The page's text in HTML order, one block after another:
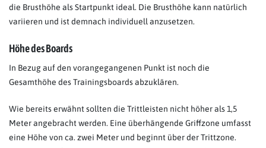
die Brusthöhe als Startpunkt ideal. Die Brusthöhe kann natürlich
variieren und ist demnach individuell anzusetzen.
Höhe des Boards
In Bezug auf den vorangegangenen Punkt ist noch die
Gesamthöhe des Trainingsboards abzuklären.
Wie bereits erwähnt sollten die Trittleisten nicht höher als 1,5
Meter angebracht werden. Eine überhängende Griffzone umfasst
eine Höhe von ca. zwei Meter und beginnt über der Trittzone.